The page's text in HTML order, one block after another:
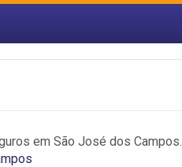
em São José dos Campos.